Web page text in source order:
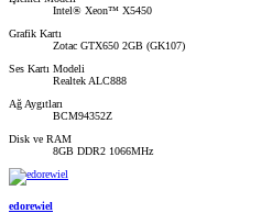
Intel® Xeon™ X5450
Grafik Kartı
Zotac GTX650 2GB (GK107)
Ses Kartı Modeli
Realtek ALC888
Ağ Aygıtları
BCM94352Z
Disk ve RAM
8GB DDR2 1066MHz
edorewiel